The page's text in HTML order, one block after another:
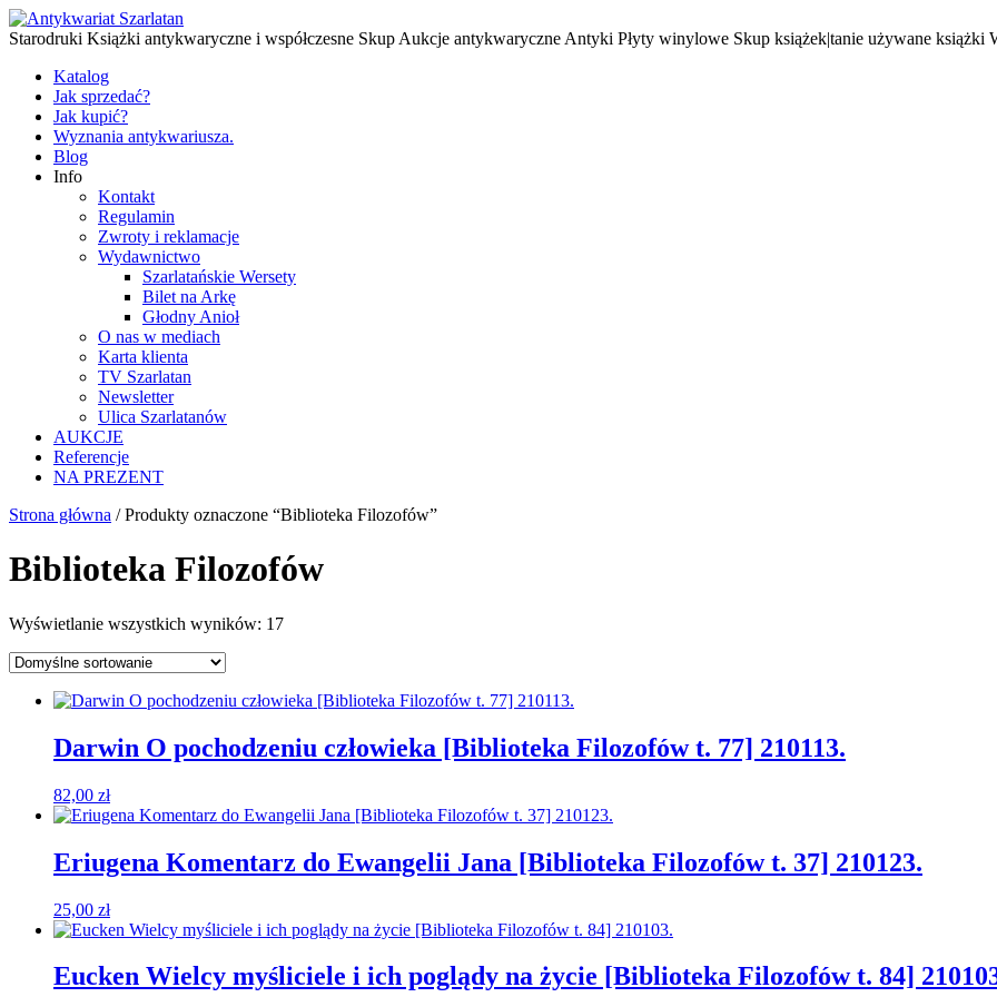
Starodruki Książki antykwaryczne i współczesne Skup Aukcje antykwaryczne Antyki Płyty winylowe Skup książek|tanie używane książki
Katalog
Jak sprzedać?
Jak kupić?
Wyznania antykwariusza.
Blog
Info
Kontakt
Regulamin
Zwroty i reklamacje
Wydawnictwo
Szarlatańskie Wersety
Bilet na Arkę
Głodny Anioł
O nas w mediach
Karta klienta
TV Szarlatan
Newsletter
Ulica Szarlatanów
AUKCJE
Referencje
NA PREZENT
Strona główna / Produkty oznaczone “Biblioteka Filozofów”
Biblioteka Filozofów
Wyświetlanie wszystkich wyników: 17
Darwin O pochodzeniu człowieka [Biblioteka Filozofów t. 77] 210113.
82,00 zł
Eriugena Komentarz do Ewangelii Jana [Biblioteka Filozofów t. 37] 210123.
25,00 zł
Eucken Wielcy myśliciele i ich poglądy na życie [Biblioteka Filozofów t. 84]